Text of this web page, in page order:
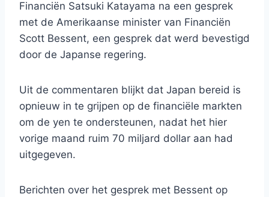
Financiën Satsuki Katayama na een gesprek
met de Amerikaanse minister van Financiën
Scott Bessent, een gesprek dat werd bevestigd
door de Japanse regering.
Uit de commentaren blijkt dat Japan bereid is
opnieuw in te grijpen op de financiële markten
om de yen te ondersteunen, nadat het hier
vorige maand ruim 70 miljard dollar aan had
uitgegeven.
Berichten over het gesprek met Bessent op